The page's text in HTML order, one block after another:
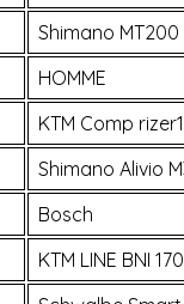
Shimano
HOMME
KTM Comp
Shimano Alivio
Bosch
KTM LINE BNI